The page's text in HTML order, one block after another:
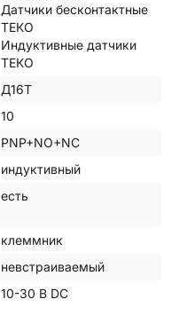
Датчики бесконтактные
ТЕКО
Индуктивные датчики
ТЕКО
Д16Т
10
PNP+NO+NC
индуктивный
есть
клеммник
невстраиваемый
10-30 В DC